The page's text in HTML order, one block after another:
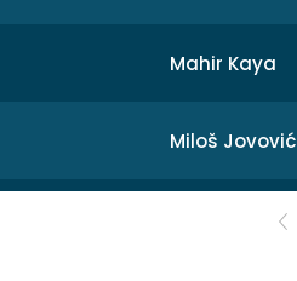
Mahir Kaya
Miloš Jovović